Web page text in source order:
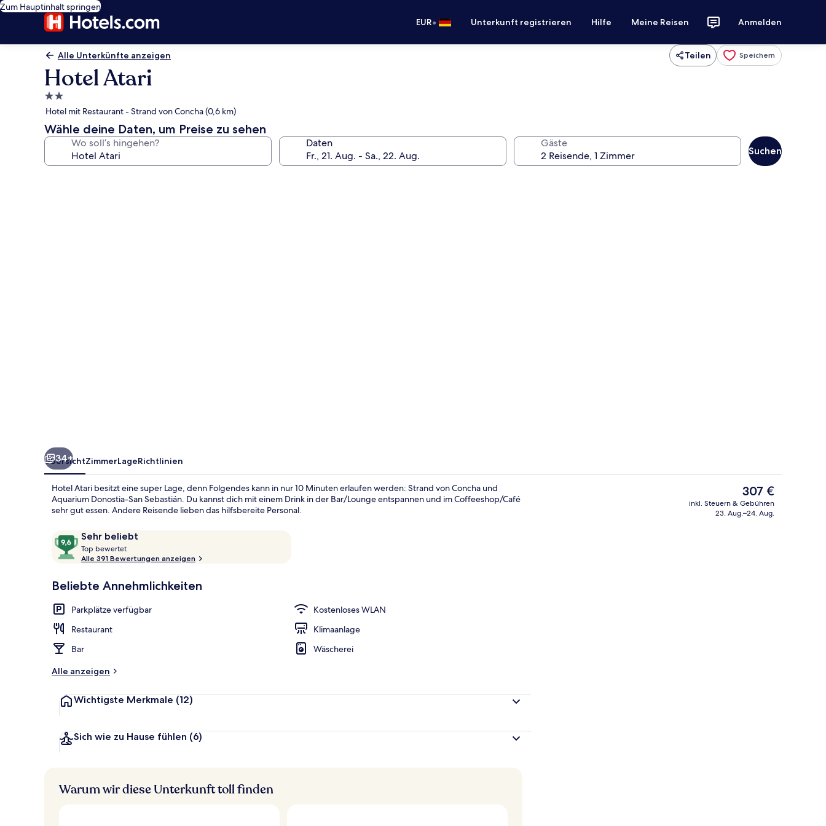
Zum Hauptinhalt springen
EUR• Unterkunft registrieren Hilfe Meine Reisen Anmelden
Alle Unterkünfte anzeigen Teilen Speichern
Hotel Atari
2.0-
Sterne-
Unterkunft
Hotel mit Restaurant - Strand von Concha (0,6 km)
Wähle deine Daten, um Preise zu sehen
Wo soll’s hingehen? Daten Gäste
Suchen
Premium-Zimmer, Terrasse,
34+
ÜbersichtZimmerLageRichtlinien
Hotel Atari besitzt eine super Lage, denn Folgendes kann in nur 10 Minuten erlaufen werden: Strand von Concha und
Aquarium Donostia-San Sebastián. Du kannst dich mit einem Drink in der Bar/Lounge entspannen und im Coffeeshop/Café
sehr gut essen. Andere Reisende lieben das hilfsbereite Personal.
Bewertungen
Sehr beliebt
9,6
von
10,
beliebt
Top bewertet
o
b
w
Alle 391 Bewertungen anzeigen
Beliebte Annehmlichkeiten
Parkplätze verfügbar
Kostenloses WLAN
Restaurant
Klimaanlage
Bar
Wäscherei
Alle anzeigen
Wichtigste Merkmale (12)
Sich wie zu Hause fühlen (6)
Der
aktuelle
Preis
307 €
inkl. Steuern & Gebühren
23. Aug.–24. Aug.
Warum wir diese Unterkunft toll finden